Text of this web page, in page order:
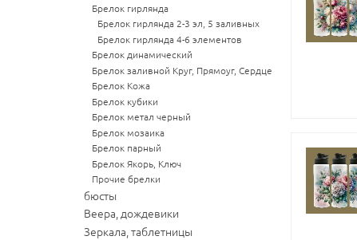
Брелок гирлянда
Брелок гирлянда 2-3 эл, 5 заливных
Брелок гирлянда 4-6 элементов
Брелок динамический
Брелок заливной Круг, Прямоуг, Сердце
Брелок Кожа
Брелок кубики
Брелок метал черный
Брелок мозаика
Брелок парный
Брелок Якорь, Ключ
Прочие брелки
бюсты
Веера, дождевики
Зеркала, таблетницы